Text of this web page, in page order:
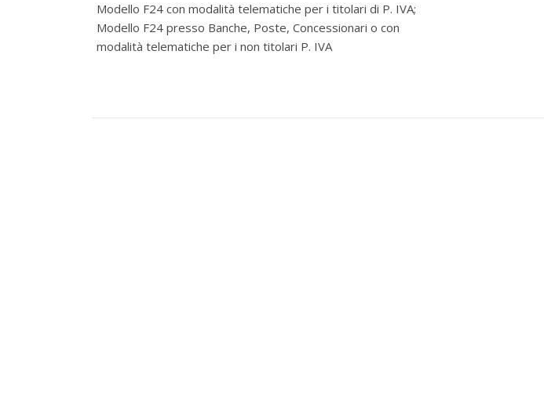
Modello F24 con modalità telematiche per i titolari di P. IVA;
Modello F24 presso Banche, Poste, Concessionari o con
modalità telematiche per i non titolari P. IVA